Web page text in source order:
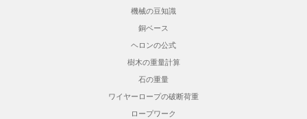
機械の豆知識
銅ベース
ヘロンの公式
樹木の重量計算
石の重量
ワイヤーロープの破断荷重
ロープワーク